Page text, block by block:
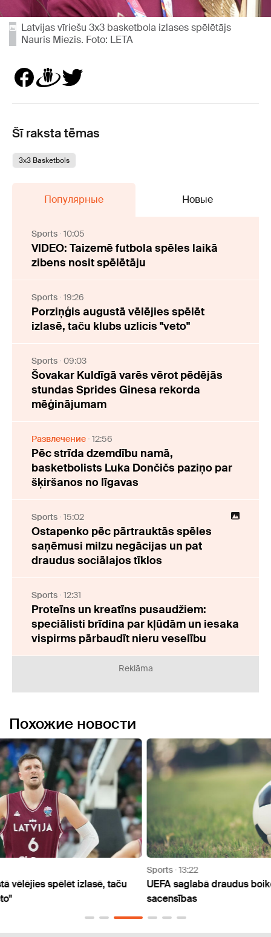
Latvijas vīriešu 3x3 basketbola izlases spēlētājs
Nauris Miezis. Foto: LETA
Šī raksta tēmas
3x3 Basketbols
Популярные Новые
Sports 10:05
VIDEO: Taizemē futbola spēles laikā
zibens nosit spēlētāju
Sports 19:26
Porziņģis augustā vēlējies spēlēt
izlasē, taču klubs uzlicis "veto"
Sports 09:03
Šovakar Kuldīgā varēs vērot pēdējās
stundas Sprides Ginesa rekorda
mēģinājumam
Развлечение 12:56
Pēc strīda dzemdību namā,
basketbolists Luka Dončičs paziņo par
šķiršanos no līgavas
Sports 15:02
Ostapenko pēc pārtrauktās spēles
saņēmusi milzu negācijas un pat
draudus sociālajos tīklos
Sports 12:31
Proteīns un kreatīns pusaudžiem:
speciālisti brīdina par kļūdām un iesaka
vispirms pārbaudīt nieru veselību
Reklāma
Похожие новости
UEFA saglabā draudus boikotēt FIFA